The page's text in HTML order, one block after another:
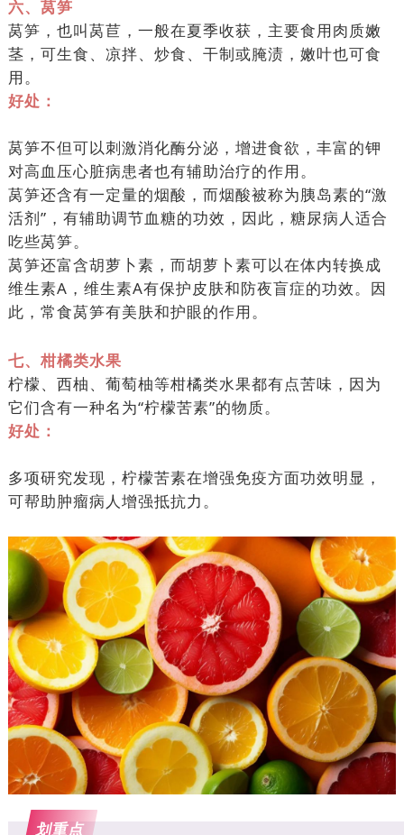
六、莴笋
莴笋，也叫莴苣，一般在夏季收获，主要食用肉质嫩
茎，可生食、凉拌、炒食、干制或腌渍，嫩叶也可食
用。
好处：
莴笋不但可以刺激消化酶分泌，增进食欲，丰富的钾
对高血压心脏病患者也有辅助治疗的作用。
莴笋还含有一定量的烟酸，而烟酸被称为胰岛素的“激
活剂”，有辅助调节血糖的功效，因此，糖尿病人适合
吃些莴笋。
莴笋还富含胡萝卜素，而胡萝卜素可以在体内转换成
维生素A，维生素A有保护皮肤和防夜盲症的功效。因
此，常食莴笋有美肤和护眼的作用。
七、柑橘类水果
柠檬、西柚、葡萄柚等柑橘类水果都有点苦味，因为
它们含有一种名为“柠檬苦素”的物质。
好处：
多项研究发现，柠檬苦素在增强免疫方面功效明显，
可帮助肿瘤病人增强抵抗力。
划重点